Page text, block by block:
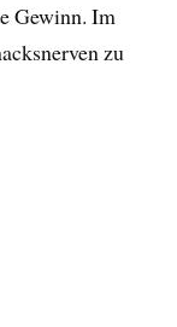
Gewinn. Im
zu